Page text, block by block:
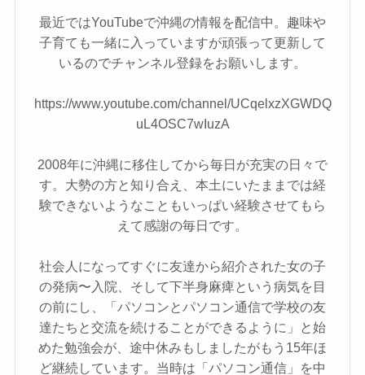
最近ではYouTubeで沖縄の情報を配信中。趣味や
子育ても一緒に入っていますが頑張って更新して
いるのでチャンネル登録をお願いします。
https://www.youtube.com/channel/UCqelxzXGWDQ
uL4OSC7wIuzA
2008年に沖縄に移住してから毎日が充実の日々で
す。大勢の方と知り合え、本土にいたままでは経
験できないようなこともいっぱい経験させてもら
えて感謝の毎日です。
社会人になってすぐに友達から紹介された女の子
の発病〜入院、そして下半身麻痺という病気を目
の前にし、「パソコンとパソコン通信で学校の友
達たちと交流を続けることができるように」と始
めた勉強会が、途中休みもしましたがもう15年ほ
ど継続しています。当時は「パソコン通信」を中